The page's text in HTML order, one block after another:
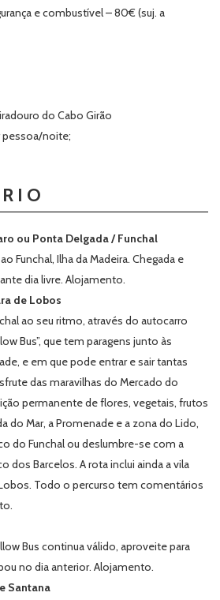
e combustível – 80€ (suj. a
do Cabo Girão
pessoa/noite;
ou Ponta Delgada / Funchal
Funchal, Ilha da Madeira. Chegada e
dia livre. Alojamento.
de Lobos
ao seu ritmo, através do autocarro
Bus”, que tem paragens junto às
e em que pode entrar e sair tantas
das maravilhas do Mercado do
permanente de flores, vegetais, frutos
do Mar, a Promenade e a zona do Lido,
do Funchal ou deslumbre-se com a
dos Barcelos. A rota inclui ainda a vila
Todo o percurso tem comentários
Bus continua válido, aproveite para
no dia anterior. Alojamento.
Santana